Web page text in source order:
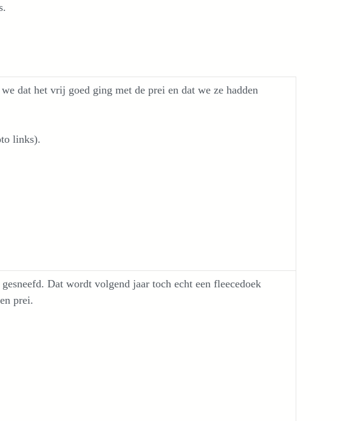
dat het vrij goed ging met de prei en dat we ze hadden
links).
Dat wordt volgend jaar toch echt een fleecedoek
prei.